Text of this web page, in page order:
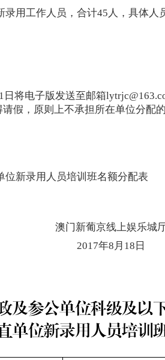
用工作人员，合计45人，具体人
日将电子版发送至邮箱
假，原则上不承担所在单位分配的
位新录用人员培训班名额分配表
澳门新葡京线上娱乐城
2017年8月18日